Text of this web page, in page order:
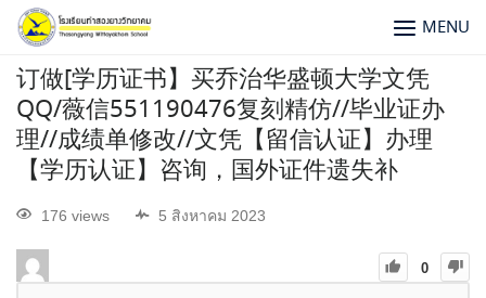
MENU
订做[学历证书】买乔治华盛顿大学文凭
QQ/薇信551190476复刻精仿//毕业证办
理//成绩单修改//文凭【留信认证】办理
【学历认证】咨询，国外证件遗失补
176 views 5 สิงหาคม 2023
0